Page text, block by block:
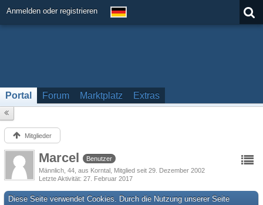
Anmelden oder registrieren
Portal Forum Marktplatz Extras
Mitglieder
Marcel
Benutzer
Männlich 44 aus Korntal Mitglied seit 29. Dezember 2002
Letzte Aktivität 27. Februar 2017
Diese Seite verwendet Cookies. Durch die Nutzung unserer Seite